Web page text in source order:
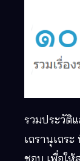
รวมประวัติ
เถรานุเถร
ชอบ เพื่อให้